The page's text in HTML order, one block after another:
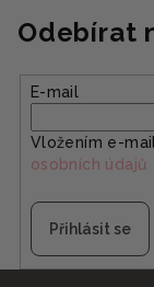
Odebírat
E-mail
Vložením e-
osobních údajů
Přihlásit se